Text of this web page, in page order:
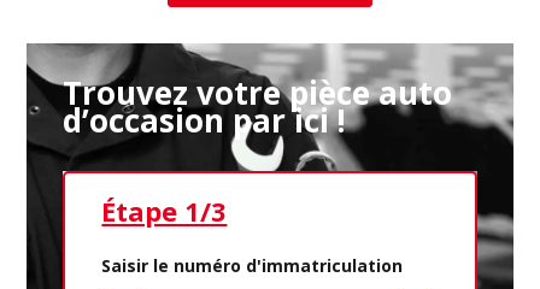
Trouvez votre pièce auto
d’occasion par ici !
Étape 1/3
Saisir le numéro d'immatriculation